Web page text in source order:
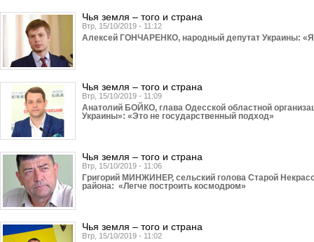
Чья земля – того и страна
Втр, 15/10/2019 - 11:12
Алексей ГОНЧАРЕНКО, народный депутат Украины: «Я
Чья земля – того и страна
Втр, 15/10/2019 - 11:09
Анатолий БОЙКО, глава Одесской областной
Украины»: «Это не государственный подход»
Чья земля – того и страна
Втр, 15/10/2019 - 11:06
Григорий МИНЖИНЕР, сельский голова Старой
района: «Легче построить космодром»
Чья земля – того и страна
Втр, 15/10/2019 - 11:02